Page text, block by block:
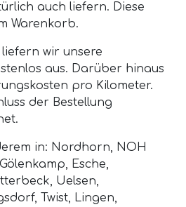
auch liefern. Diese
Warenkorb.
wir unsere
aus. Darüber hinaus
pro Kilometer.
der Bestellung
in: Nordhorn, NOH
Esche,
Uelsen,
Twist, Lingen,